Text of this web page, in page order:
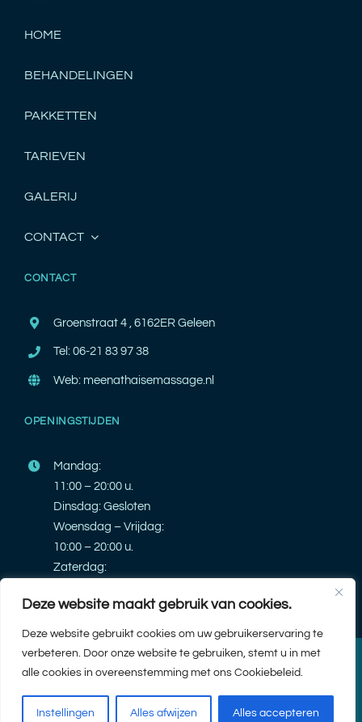
Deze website maakt gebruik van cookies.
Deze website gebruikt cookies om uw gebruikerservaring te
verbeteren. Door onze website te gebruiken, stemt u in met
alle cookies in overeenstemming met ons Cookiebeleid.
Instellingen Alles afwijzen Alles accepteren
HOME
BEHANDELINGEN
PAKKETTEN
TARIEVEN
GALERIJ
CONTACT
CONTACT
Groenstraat 4 , 6162ER Geleen
Tel: 06-21 83 97 38
Web: meenathaisemassage.nl
OPENINGSTIJDEN
Mandag:
11:00 – 20:00 u.
Dinsdag: Gesloten
Woensdag – Vrijdag:
10:00 – 20:00 u.
Zaterdag:
Zondag: Gesloten
© 2026 |Meena Thaise Massage| Design & Ontwikkeling door